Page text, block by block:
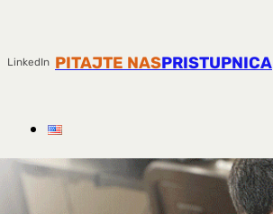
LinkedIn PITAJTE NASPRISTUPNICA